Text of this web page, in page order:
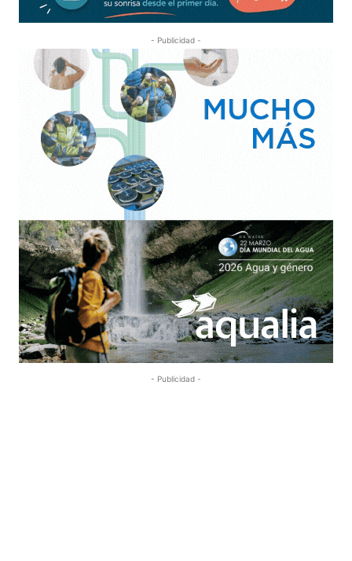
- Publicidad -
- Publicidad -